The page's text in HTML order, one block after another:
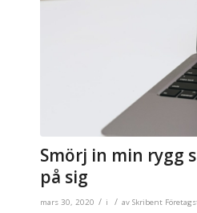
Smörj in min rygg
på sig
mars 30, 2020 / i / av Skribent